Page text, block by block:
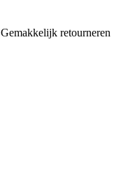
Gemakkelijk retourneren